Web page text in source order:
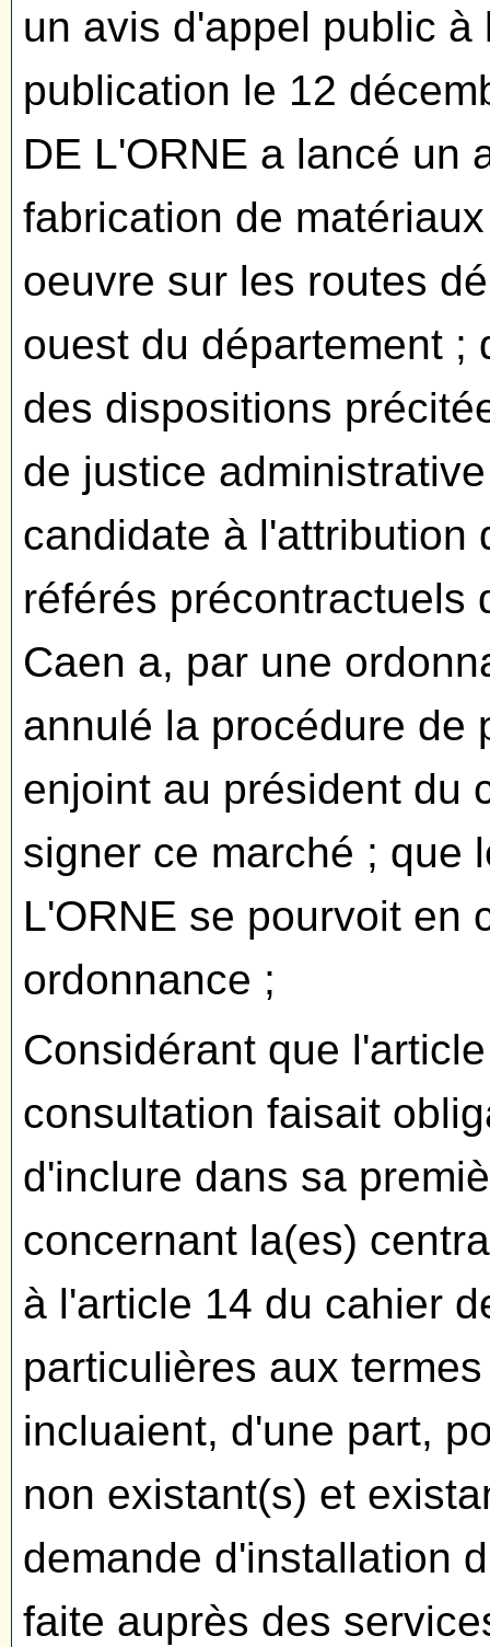
un avis d'appel public
publication le 12
DE L'ORNE a lancé un
fabrication de
oeuvre sur les routes
ouest du département ;
des dispositions
de justice
candidate à l'attribution
référés précontractuels
Caen a, par une
annulé la procédure de
enjoint au président du
signer ce marché ; que
L'ORNE se pourvoit en
ordonnance ;
Considérant que
consultation faisait
d'inclure dans sa
concernant la(es)
à l'article 14 du cahier
particulières aux
incluaient, d'une part,
non existant(s) et
demande d'installation
faite auprès des